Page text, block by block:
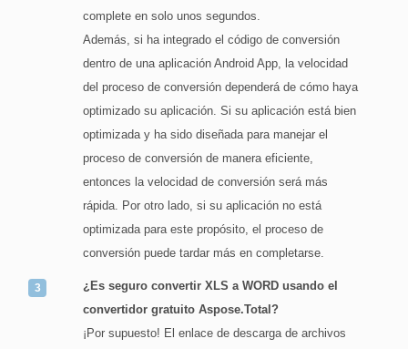
complete en solo unos segundos.
Además, si ha integrado el código de conversión
dentro de una aplicación Android App, la velocidad
del proceso de conversión dependerá de cómo haya
optimizado su aplicación. Si su aplicación está bien
optimizada y ha sido diseñada para manejar el
proceso de conversión de manera eficiente,
entonces la velocidad de conversión será más
rápida. Por otro lado, si su aplicación no está
optimizada para este propósito, el proceso de
conversión puede tardar más en completarse.
¿Es seguro convertir XLS a WORD usando el
convertidor gratuito Aspose.Total?
¡Por supuesto! El enlace de descarga de archivos